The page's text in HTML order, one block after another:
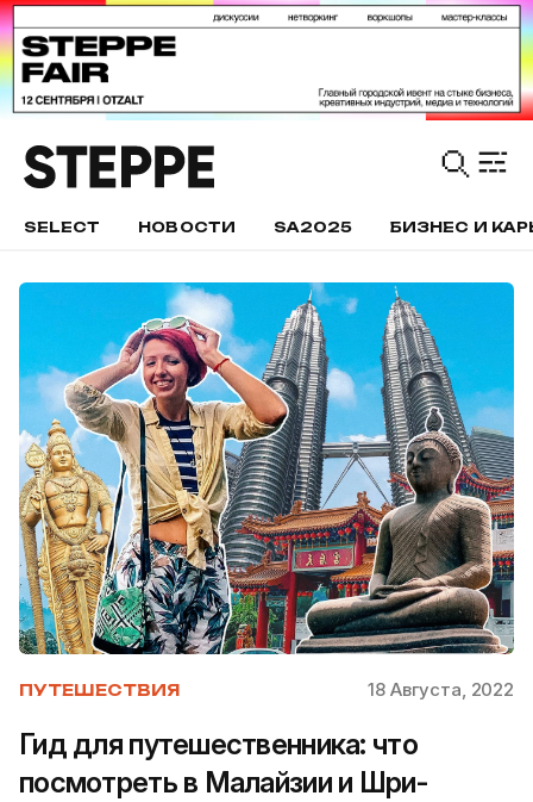
SELECT НОВОСТИ SA2025 БИЗНЕС И
ПУТЕШЕСТВИЯ 18 Августа, 2022
Гид для путешественника: что
посмотреть в Малайзии и Шри-